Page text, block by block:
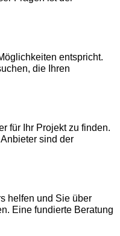
entspricht.
die Ihren
für Ihr Projekt zu finden.
sind der
helfen und Sie über
Eine fundierte Beratung